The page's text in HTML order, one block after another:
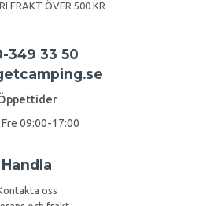
FRAKT ÖVER 500 KR
349 33 50
09:00-17:00
Handla
oss